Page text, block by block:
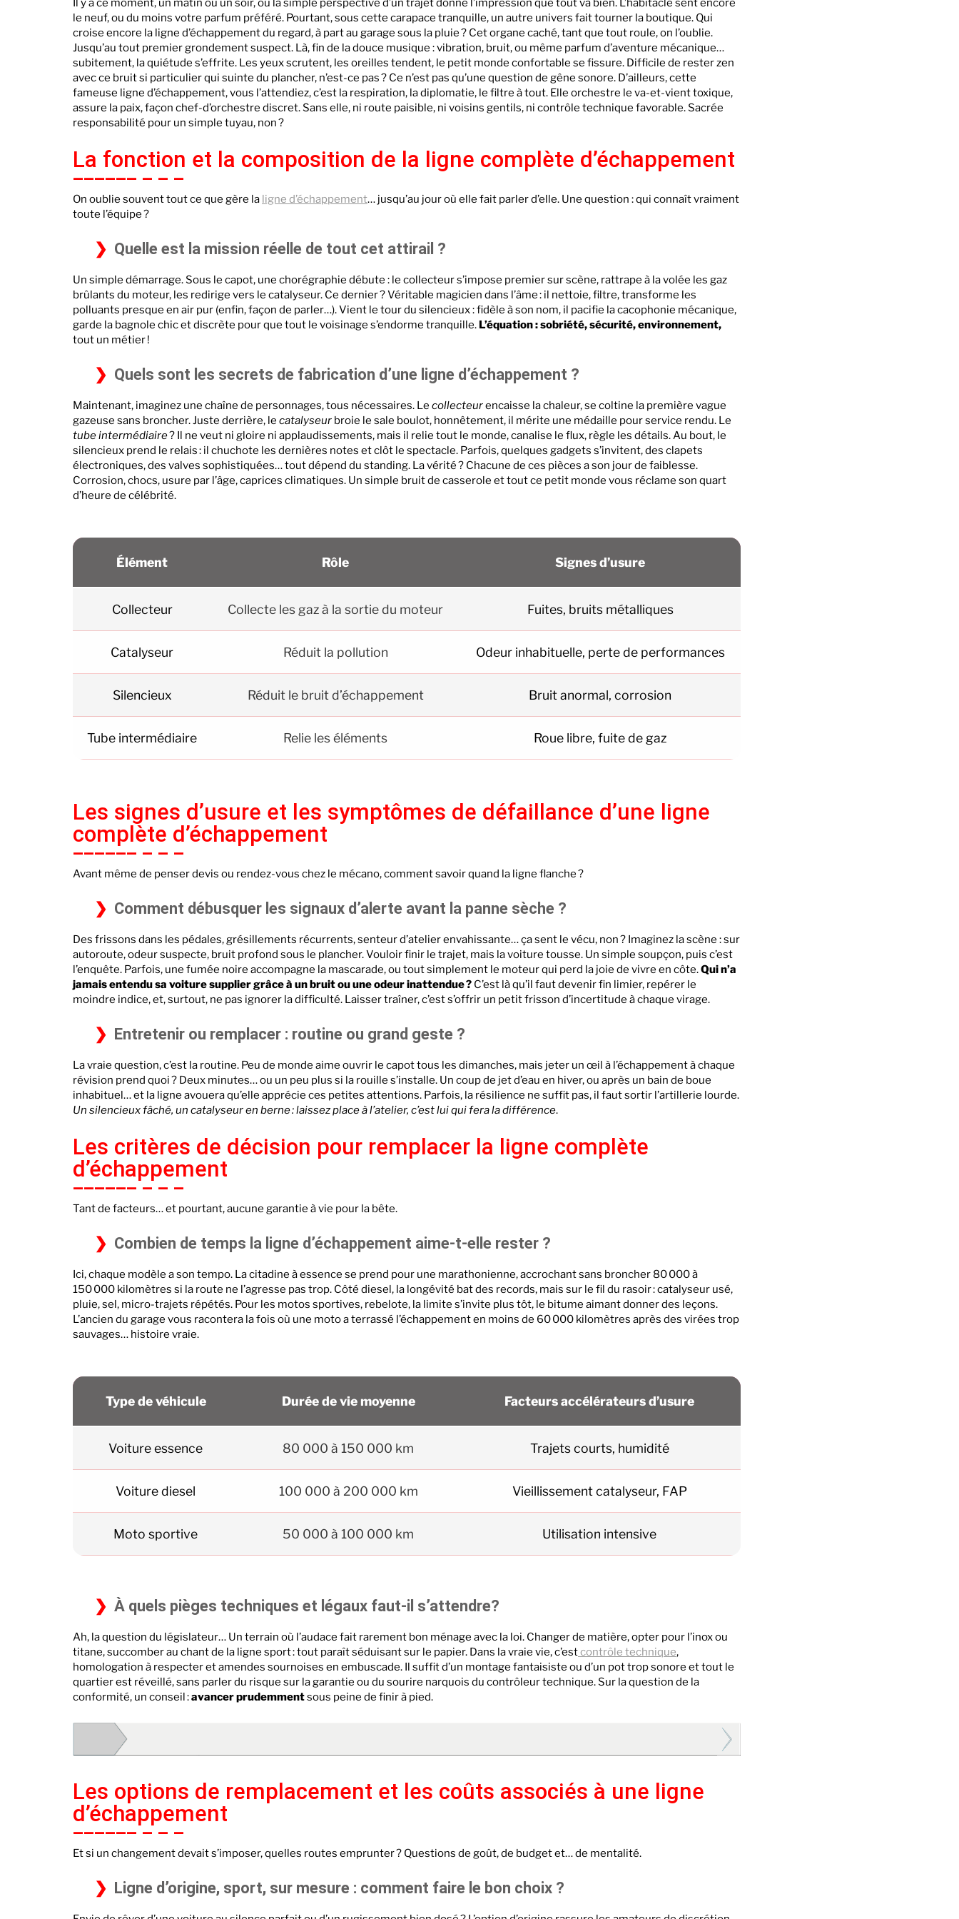
Il y a ce moment, un matin ou un soir, où la simple perspective d’un trajet donne l’impression que tout va bien. L’habitacle sent encore
le neuf, ou du moins votre parfum préféré. Pourtant, sous cette carapace tranquille, un autre univers fait tourner la boutique. Qui
croise encore la ligne d’échappement du regard, à part au garage sous la pluie ? Cet organe caché, tant que tout roule, on l’oublie.
Jusqu’au tout premier grondement suspect. Là, fin de la douce musique : vibration, bruit, ou même parfum d’aventure mécanique…
subitement, la quiétude s’effrite. Les yeux scrutent, les oreilles tendent, le petit monde confortable se fissure. Difficile de rester zen
avec ce bruit si particulier qui suinte du plancher, n’est-ce pas ? Ce n’est pas qu’une question de gêne sonore. D’ailleurs, cette
fameuse ligne d’échappement, vous l’attendiez, c’est la respiration, la diplomatie, le filtre à tout. Elle orchestre le va-et-vient toxique,
assure la paix, façon chef-d’orchestre discret. Sans elle, ni route paisible, ni voisins gentils, ni contrôle technique favorable. Sacrée
responsabilité pour un simple tuyau, non ?
La fonction et la composition de la ligne complète d’échappement
On oublie souvent tout ce que gère la ligne d’échappement… jusqu’au jour où elle fait parler d’elle. Une question : qui connaît vraiment
toute l’équipe ?
Quelle est la mission réelle de tout cet attirail ?
Un simple démarrage. Sous le capot, une chorégraphie débute : le collecteur s’impose premier sur scène, rattrape à la volée les gaz
brûlants du moteur, les redirige vers le catalyseur. Ce dernier ? Véritable magicien dans l’âme : il nettoie, filtre, transforme les
polluants presque en air pur (enfin, façon de parler…). Vient le tour du silencieux : fidèle à son nom, il pacifie la cacophonie mécanique,
garde la bagnole chic et discrète pour que tout le voisinage s’endorme tranquille. L’équation : sobriété, sécurité, environnement,
tout un métier !
Quels sont les secrets de fabrication d’une ligne d’échappement ?
Maintenant, imaginez une chaîne de personnages, tous nécessaires. Le collecteurencaisse la chaleur, se coltine la première vague
gazeuse sans broncher. Juste derrière, le catalyseur broie le sale boulot, honnêtement, il mérite une médaille pour service rendu. Le
tube intermédiaire? Il ne veut ni gloire ni applaudissements, mais il relie tout le monde, canalise le flux, règle les détails. Au bout, le
silencieux prend le relais : il chuchote les dernières notes et clôt le spectacle. Parfois, quelques gadgets s’invitent, des clapets
électroniques, des valves sophistiquées… tout dépend du standing. La vérité ? Chacune de ces pièces a son jour de faiblesse.
Corrosion, chocs, usure par l’âge, caprices climatiques. Un simple bruit de casserole et tout ce petit monde vous réclame son quart
d’heure de célébrité.
Élément Rôle Signes d’usure
Collecteur Collecte les gaz à la sortie du moteur Fuites, bruits métalliques
Catalyseur Réduit la pollution Odeur inhabituelle, perte de performances
Silencieux Réduit le bruit d’échappement Bruit anormal, corrosion
Tube intermédiaire Relie les éléments Roue libre, fuite de gaz
Les signes d’usure et les symptômes de défaillance d’une ligne
complète d’échappement
Avant même de penser devis ou rendez-vous chez le mécano, comment savoir quand la ligne flanche ?
Comment débusquer les signaux d’alerte avant la panne sèche ?
Des frissons dans les pédales, grésillements récurrents, senteur d’atelier envahissante… ça sent le vécu, non ? Imaginez la scène : sur
autoroute, odeur suspecte, bruit profond sous le plancher. Vouloir finir le trajet, mais la voiture tousse. Un simple soupçon, puis c’est
l’enquête. Parfois, une fumée noire accompagne la mascarade, ou tout simplement le moteur qui perd la joie de vivre en côte.Qui n’a
jamais entendu sa voiture supplier grâce à un bruit ou une odeur inattendue ? C’est là qu’il faut devenir fin limier, repérer le
moindre indice, et, surtout, ne pas ignorer la difficulté. Laisser traîner, c’est s’offrir un petit frisson d’incertitude à chaque virage.
Entretenir ou remplacer : routine ou grand geste ?
La vraie question, c’est la routine. Peu de monde aime ouvrir le capot tous les dimanches, mais jeter un œil à l’échappement à chaque
révision prend quoi ? Deux minutes… ou un peu plus si la rouille s’installe. Un coup de jet d’eau en hiver, ou après un bain de boue
inhabituel… et la ligne avouera qu’elle apprécie ces petites attentions. Parfois, la résilience ne suffit pas, il faut sortir l’artillerie lourde.
Un silencieux fâché, un catalyseur en berne : laissez place à l’atelier, c’est lui qui fera la différence.
Les critères de décision pour remplacer la ligne complète
d’échappement
Tant de facteurs… et pourtant, aucune garantie à vie pour la bête.
Combien de temps la ligne d’échappement aime-t-elle rester ?
Ici, chaque modèle a son tempo. La citadine à essence se prend pour une marathonienne, accrochant sans broncher 80 000 à
150 000 kilomètres si la route ne l’agresse pas trop. Côté diesel, la longévité bat des records, mais sur le fil du rasoir : catalyseur usé,
pluie, sel, micro-trajets répétés. Pour les motos sportives, rebelote, la limite s’invite plus tôt, le bitume aimant donner des leçons.
L’ancien du garage vous racontera la fois où une moto a terrassé l’échappement en moins de 60 000 kilomètres après des virées trop
sauvages… histoire vraie.
Type de véhicule Durée de vie moyenne Facteurs accélérateurs d’usure
Voiture essence 80 000 à 150 000 km Trajets courts, humidité
Voiture diesel 100 000 à 200 000 km Vieillissement catalyseur, FAP
Moto sportive 50 000 à 100 000 km Utilisation intensive
À quels pièges techniques et légaux faut-il s’attendre?
Ah, la question du législateur… Un terrain où l’audace fait rarement bon ménage avec la loi. Changer de matière, opter pour l’inox ou
titane, succomber au chant de la ligne sport : tout paraît séduisant sur le papier. Dans la vraie vie, c’estcontrôle technique,
homologation à respecter et amendes sournoises en embuscade. Il suffit d’un montage fantaisiste ou d’un pot trop sonore et tout le
quartier est réveillé, sans parler du risque sur la garantie ou du sourire narquois du contrôleur technique.Sur la question de la
conformité, un conseil :avancer prudemmentsous peine de finir à pied.
Les options de remplacement et les coûts associés à une ligne
d’échappement
Et si un changement devait s’imposer, quelles routes emprunter ? Questions de goût, de budget et… de mentalité.
Ligne d’origine, sport, sur mesure : comment faire le bon choix ?